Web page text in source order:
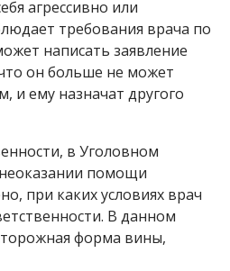
агрессивно или
требования врача по
написать заявление
он больше не может
и ему назначат другого
в Уголовном
неоказании помощи
при каких условиях врач
В данном
форма вины,